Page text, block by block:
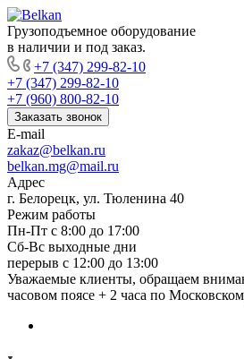
Грузоподъемное оборудование
в наличии и под заказ.
+7 (347) 299-82-10
+7 (347) 299-82-10
+7 (960) 800-82-10
Заказать звонок
E-mail
zakaz@belkan.ru
belkan.mg@mail.ru
Адрес
г. Белорецк, ул. Тюленина 40
Режим работы
Пн-Пт с 8:00 до 17:00
Сб-Вс выходные дни
перерыв с 12:00 до 13:00
Уважаемые клиенты, обращаем
часовом поясе + 2 часа по